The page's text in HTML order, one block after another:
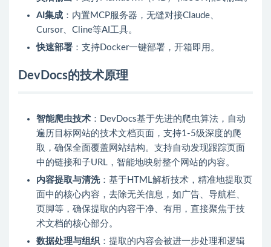
AI集成 ：内置MCP服务器，无缝对接Claude、
Cursor、Cline等AI工具。
快速部署 ：支持Docker一键部署，开箱即用。
DevDocs的技术原理
智能爬虫技术 ：DevDocs基于先进的爬虫算法，自动
遍历目标网站的技术文档页面，支持1-5级深度的爬
取，确保全面覆盖网站结构。支持自动发现跟踪页面
中的链接和子URL，智能地映射整个网站的内容。
内容提取与清洗：基于HTML解析技术，精准地提取页
面中的核心内容，去除无关信息，如广告、导航栏、
页脚等，确保提取的内容干净、有用，直接聚焦于技
术文档的核心部分。
数据处理与组织 ：提取的内容会被进一步处理和逻辑